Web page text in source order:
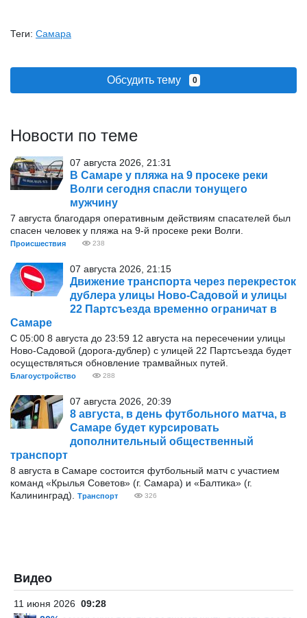
Теги: Самара
Обсудить тему 0
Новости по теме
07 августа 2026, 21:31
В Самаре у пляжа на 9 просеке реки
Волги сегодня спасли тонущего
мужчину
7 августа благодаря оперативным действиям спасателей был
спасен человек у пляжа на 9-й просеке реки Волги.
Происшествия 238
07 августа 2026, 21:15
Движение транспорта через перекресток
дублера улицы Ново-Садовой и улицы
22 Партсъезда временно ограничат в
Самаре
С 05:00 8 августа до 23:59 12 августа на пересечении улицы
Ново-Садовой (дорога-дублер) с улицей 22 Партсъезда будет
осуществляться обновление трамвайных путей.
Благоустройство 288
07 августа 2026, 20:39
8 августа, в день футбольного матча, в
Самаре будет курсировать
дополнительный общественный
транспорт
8 августа в Самаре состоится футбольный матч с участием
команд «Крылья Советов» (г. Самара) и «Балтика» (г.
Калининград).
Транспорт 326
Видео
11 июня 2026 09:28